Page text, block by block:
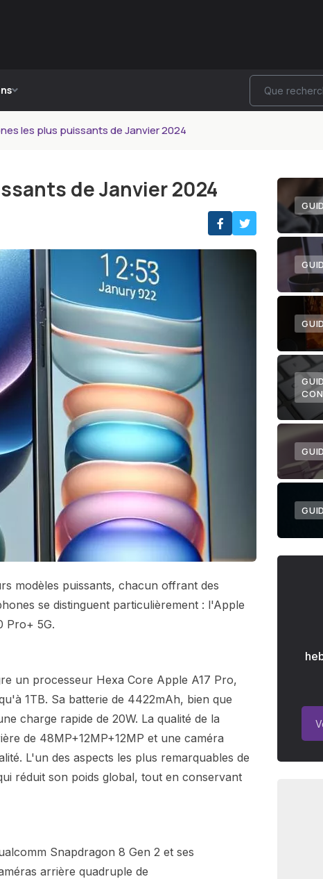
les plus puissants de Janvier 2024
de Janvier 2024
modèles puissants, chacun offrant des
se distinguent particulièrement : l'Apple
Pro+ 5G.
un processeur Hexa Core Apple A17 Pro,
1TB. Sa batterie de 4422mAh, bien que
charge rapide de 20W. La qualité de la
de 48MP+12MP+12MP et une caméra
L'un des aspects les plus remarquables de
réduit son poids global, tout en conservant
Snapdragon 8 Gen 2 et ses
arrière quadruple de